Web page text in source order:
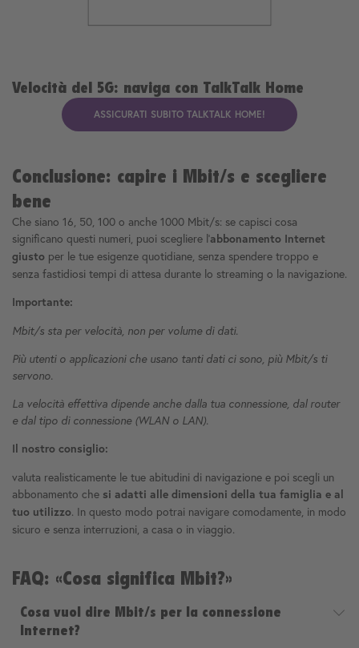
Velocità del 5G: naviga con TalkTalk Home
ASSICURATI SUBITO TALKTALK HOME!
Conclusione: capire i Mbit/s e scegliere
bene
Che siano 16, 50, 100 o anche 1000 Mbit/s: se capisci cosa
significano questi numeri, puoi scegliere l'abbonamento Internet
giusto per le tue esigenze quotidiane, senza spendere troppo e
senza fastidiosi tempi di attesa durante lo streaming o la navigazione.
Importante:
Mbit/s sta per velocità, non per volume di dati.
Più utenti o applicazioni che usano tanti dati ci sono, più Mbit/s ti
servono.
La velocità effettiva dipende anche dalla tua connessione, dal router
e dal tipo di connessione (WLAN o LAN).
Il nostro consiglio:
valuta realisticamente le tue abitudini di navigazione e poi scegli un
abbonamento che si adatti alle dimensioni della tua famiglia e al
tuo utilizzo. In questo modo potrai navigare comodamente, in modo
sicuro e senza interruzioni, a casa o in viaggio.
FAQ: «Cosa significa Mbit?»
Cosa vuol dire Mbit/s per la connessione
Internet?